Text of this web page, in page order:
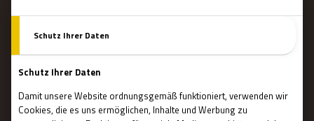
Blog